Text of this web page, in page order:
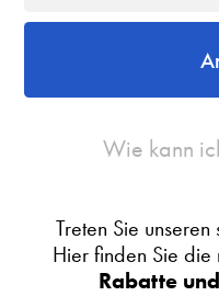
Wie kann
Treten Sie
Hier finden Sie die
Rabatte